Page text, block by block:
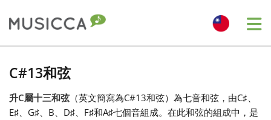
Български
C#13和弦
升C屬十三和弦 （英文簡寫為C#13和弦）為七音和弦，由C♯、
E♯、G♯、B、D♯、F♯和A♯七個音組成。在此和弦的組成中，是